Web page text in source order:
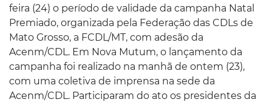
feira (24) o período de validade da campanha Natal
Premiado, organizada pela Federação das CDLs de
Mato Grosso, a FCDL/MT, com adesão da
Acenm/CDL. Em Nova Mutum, o lançamento da
campanha foi realizado na manhã de ontem (23),
com uma coletiva de imprensa na sede da
Acenm/CDL. Participaram do ato os presidentes da